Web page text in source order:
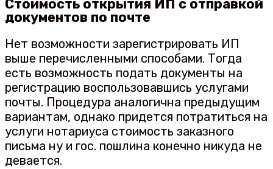
Стоимость открытия ИП с отправкой
документов по почте
Нет возможности зарегистрировать ИП
выше перечисленными способами. Тогда
есть возможность подать документы на
регистрацию воспользовавшись услугами
почты. Процедура аналогична предыдущим
вариантам, однако придется потратиться на
услуги нотариуса стоимость заказного
письма ну и гос. пошлина конечно никуда не
девается.